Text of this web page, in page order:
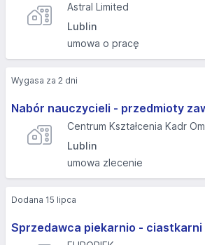
Astral Limited
Lublin
umowa o pracę
Nabór nauczycieli - przedmioty
Centrum Kształcenia Kadr
Lublin
umowa zlecenie
Wygasa za 2 dni
Sprzedawca piekarnio - ciastkarni
Dodana 15 lipca